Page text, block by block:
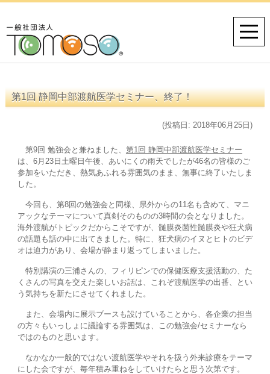
第1回 静岡中部渡航医学セミナー、終了！
(投稿日: 2018年06月25日)
第9回 勉強会と兼ねました、 第1回 静岡中部渡航医学セミナー
は、6月23日土曜日午後、あいにくの雨天でしたが46名の皆様のご
参加をいただき、熱気あふれる雰囲気のまま、無事に終了いたしま
した。
今回も、第8回の勉強会と同様、県外からの11名も含めて、マニ
アックなテーマについて真剣そのものの3時間の会となりました。
海外渡航がトピックだからこそですが、髄膜炎菌性髄膜炎や狂犬病
の話題も話の中に出てきました。特に、狂犬病のイヌとヒトのビデ
オは迫力があり、会場が静まり返ってしまいました。
特別講演の三浦さんの、フィリピンでの保健医療支援活動の、た
くさんの写真を交えた楽しいお話は、これぞ渡航医学の出番、とい
う気持ちを新たにさせてくれました。
また、会場内に展示ブースも設けていることから、各企業の担当
の方々もいっしょに議論する雰囲気は、この勉強会/セミナーなら
ではのものと思います。
なかなか一般的ではない渡航医学やそれを扱う外来診療をテーマ
にした会ですが、毎年積み重ねをしていけたらと思う次第です。